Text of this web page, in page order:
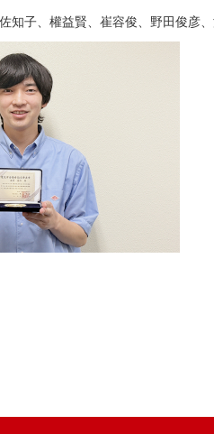
知子、權益賢、崔容俊、野田俊彦